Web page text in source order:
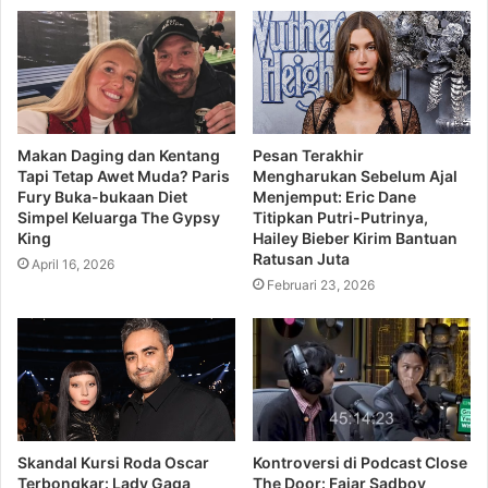
banyak kelemahan, seperti tampilan yang lebih cepat
kusam dan mudah berkarat.
Karena itu, sebaiknya Anda mulai berencana membeli
lemari es berbahan tempered glass seperti yang dimiliki
oleh Polytron dengan Lemari Es Belleza-nya. Dengan
bahan tempered glass door yang dimiliki, Lemari Es
Belleza akan bertahan lebih lama dan lebih kuat.
Alhasil, Anda bisa menikmati tampilan premium dan elegan
Padupadankan warna cat dinding dengan
warna perabot
Trik terakhir untuk membuat dapur Anda menjadi lebih
Makan Daging dan Kentang
Tapi Tetap Awet Muda? Paris
Fury Buka-bukaan Diet
Simpel Keluarga The Gypsy
King
April 16, 2026
Pesan Terakhir
Mengharukan Sebelum Ajal
Menjemput: Eric Dane
Titipkan Putri-Putrinya,
Hailey Bieber Kirim Bantuan
Ratusan Juta
Februari 23, 2026
Skandal Kursi Roda Oscar
Terbongkar: Lady Gaga
Kontroversi di Podcast Close
The Door: Fajar Sadboy